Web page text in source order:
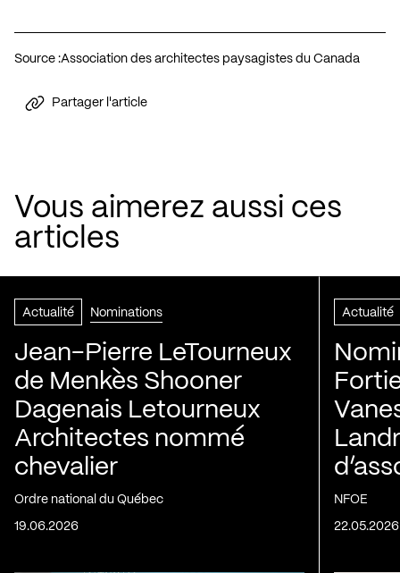
Source :Association des architectes paysagistes du Canada
Partager l'article
Vous aimerez aussi ces
articles
Actualité Nominations
Jean-Pierre LeTourneux
de Menkès Shooner
Dagenais Letourneux
Architectes nommé
chevalier
Ordre national du Québec
19.06.2026
Actualité
NFOE
22.05.2026